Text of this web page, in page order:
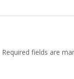
Required fields are